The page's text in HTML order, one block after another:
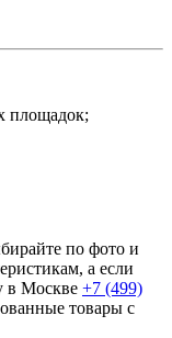
площадок;
по фото и
а если
в Москве +7 (499)
товары с